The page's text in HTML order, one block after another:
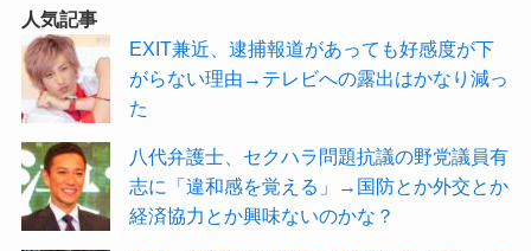
人気記事
EXIT兼近、逮捕報道があっても好感度が下
がらない理由→テレビへの露出はかなり減っ
た
八代弁護士、セクハラ問題抗議の野党議員有
志に「違和感を覚える」→国防とか外交とか
経済協力とか興味ないのかな？